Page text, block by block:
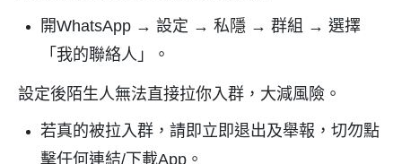
開WhatsApp → 設定 → 私隱 → 群組 → 選擇
「我的聯絡人」。
設定後陌生人無法直接拉你入群，大減風險。
若真的被拉入群，請即立即退出及舉報，切勿點
擊任何連結/ 下載App 。